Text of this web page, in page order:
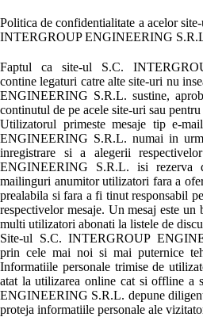
Politica de confidentialitate a acelor
INTERGROUP ENGINEERING
Faptul ca site-ul S.C.
contine legaturi catre alte site-uri nu
ENGINEERING S.R.L. sustine,
continutul de pe acele site-uri sau
Utilizatorul primeste mesaje tip e-
ENGINEERING S.R.L. numai in
inregistrare si a alegerii
ENGINEERING S.R.L. isi
mailinguri anumitor utilizatori fara a
prealabila si fara a fi tinut responsabil
respectivelor mesaje. Un mesaj este
multi utilizatori abonati la listele de
Site-ul S.C. INTERGROUP
prin cele mai noi si mai puternice
Informatiile personale trimise de
atat la utilizarea online cat si offline a
ENGINEERING S.R.L. depune
proteja informatiile personale ale